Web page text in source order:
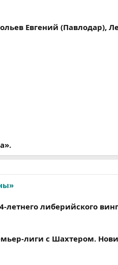
Евгений (Павлодар),
летнего либерийского
лиги с Шахтером.